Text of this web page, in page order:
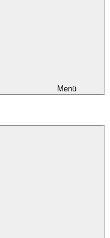
Menü